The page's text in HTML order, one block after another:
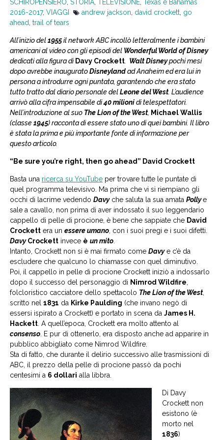
SCHIROPENSIERO, STORIA, TELEVISIONE, Texas e Bahamas
2016-2017, VIAGGI andrew jackson, david crockett, go
ahead, trail of tears
All’inizio del1955il network ABC incollò letteralmente i bambini
americani al video con gli episodi del Wonderful World of Disney
dedicati alla figura di Davy Crockett. Walt Disneypochi mesi
dopo avrebbe inauguratoDisneylandad Anaheim ed era lui in
persona a introdurre ogni puntata, garantendo che era stato
tutto tratto dal diario personale delLeone del West. L’audience
arrivò alla cifra impensabile di40 milionidi telespettatori.
Nell’introduzione al suo The Lion of the West, Michael Wallis
(classe1945) racconta di essere stato uno di quei bambini. Il libro
è stata la prima e più importante fonte di informazione per
questo articolo.
“Be sure you’re right, then go ahead” David Crockett
Basta una ricerca su YouTube per trovare tutte le puntate di
quel programma televisivo. Ma prima che vi si riempiano gli
occhi di lacrime vedendo Davyche saluta la sua amata Pollye
sale a cavallo, non prima di aver indossato il suo leggendario
cappello di pelle di procione, è bene che sappiate che David
Crockett era un essere umano, con i suoi pregi e i suoi difetti.
DavyCrockett invece è un mito.
Intanto, Crockett non si è mai firmato come Davye c’è da
escludere che qualcuno lo chiamasse con quel diminutivo.
Poi, il cappello in pelle di procione Crockett iniziò a indossarlo
dopo il successo del personaggio di Nimrod Wildfire,
folcloristico cacciatore dello spettacolo The Lion of the West,
scritto nel 1831 da Kirke Paulding (che invano negò di
essersi ispirato a Crockett) e portato in scena da James H.
Hackett. A quell’epoca, Crockett era molto attento al
consenso. E pur di ottenerlo, era disposto anche ad apparire in
pubblico abbigliato come Nimrod Wildfire.
Sta di fatto, che durante il delirio successivo alle trasmissioni di
ABC, il prezzo della pelle di procione passò da pochi
centesimi a 6 dollari alla libbra.
Di Davy
Crockett non
esistono (è
morto nel
1836)